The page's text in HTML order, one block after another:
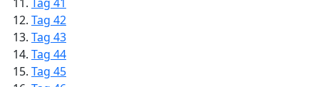
Tag 42
Tag 43
Tag 44
Tag 45